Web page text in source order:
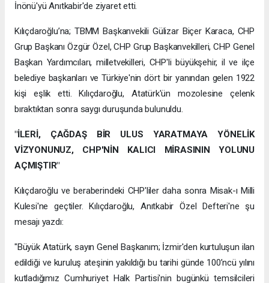
İnönü'yü Anıtkabir'de ziyaret etti.
Kılıçdaroğlu’na; TBMM Başkanvekili Gülizar Biçer Karaca, CHP
Grup Başkanı Özgür Özel, CHP Grup Başkanvekilleri, CHP Genel
Başkan Yardımcıları, milletvekilleri, CHP'li büyükşehir, il ve ilçe
belediye başkanları ve Türkiye'nin dört bir yanından gelen 1922
kişi eşlik etti. Kılıçdaroğlu, Atatürk'ün mozolesine çelenk
bıraktıktan sonra saygı duruşunda bulunuldu.
"İLERİ, ÇAĞDAŞ BİR ULUS YARATMAYA YÖNELİK
VİZYONUNUZ, CHP'NİN KALICI MİRASININ YOLUNU
AÇMIŞTIR"
Kılıçdaroğlu ve beraberindeki CHP'liler daha sonra Misak-ı Milli
Kulesi'ne geçtiler. Kılıçdaroğlu, Anıtkabir Özel Defteri'ne şu
mesajı yazdı:
"Büyük Atatürk, sayın Genel Başkanım; İzmir'den kurtuluşun ilan
edildiği ve kuruluş ateşinin yakıldığı bu tarihi günde 100’ncü yılını
kutladığımız Cumhuriyet Halk Partisi'nin bugünkü temsilcileri